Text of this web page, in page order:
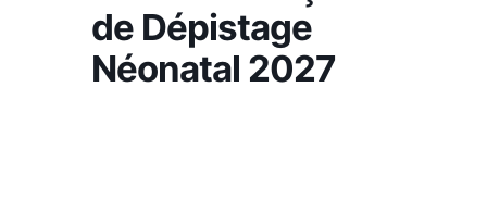
de Dépistage
Néonatal 2027